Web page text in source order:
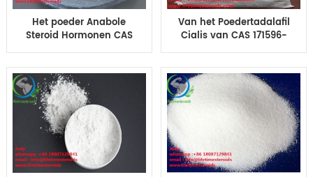
Het poeder Anabole
Steroid Hormonen CAS
171599-83-0 van
het verhogingspoeder
Van het Poedertadalafil
Cialis van CAS 171596-
29-5 de Witte
Poeder Farmaceutische
Steroïden